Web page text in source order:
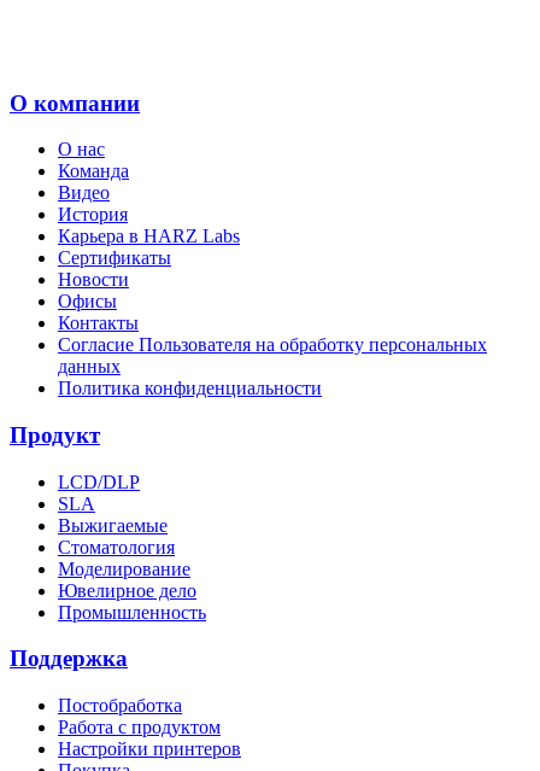
О компании
О нас
Команда
Видео
История
Карьера в HARZ Labs
Сертификаты
Новости
Офисы
Контакты
Согласие Пользователя на обработку персональных
данных
Политика конфиденциальности
Продукт
LCD/DLP
SLA
Выжигаемые
Стоматология
Моделирование
Ювелирное дело
Промышленность
Поддержка
Постобработка
Работа с продуктом
Настройки принтеров